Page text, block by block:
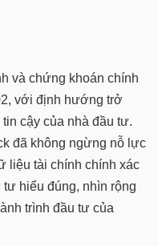
và chứng khoán chính
với định hướng trở
cậy của nhà đầu tư.
đã không ngừng nỗ lực
liệu tài chính chính xác
hiểu đúng, nhìn rộng
trình đầu tư của